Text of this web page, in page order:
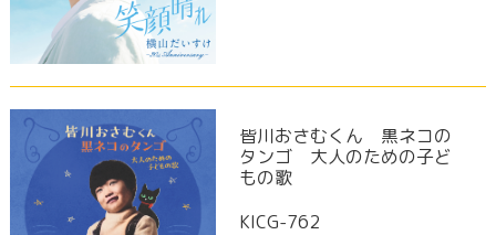
皆川おさむくん 黒ネコの
タンゴ 大人のための子ど
もの歌
KICG-762